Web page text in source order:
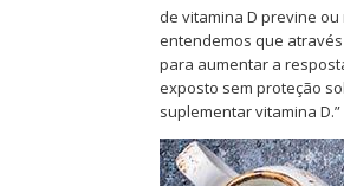
de vitamina D previne
entendemos que
para aumentar a
exposto sem proteção
suplementar vitamina D.”